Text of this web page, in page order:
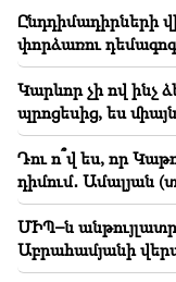
13:00
Օդեսան դարձել
զանգվածային
Կան զոհեր
12:34
Ի՞նչ իրավիճակ
Լարսում
Մարտաֆիլմ
գյուղում. կա 10-
Ընդդիմադիրների
փորձառու
Կարևոր չի ով ինչ
պրոցեսից, ես
Դու ո՞վ ես, որ
դիմում․ Ամալյան
ՄԻՊ–ն
Աբրահամյանի